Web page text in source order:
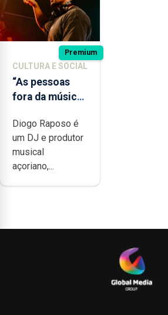
Premium
CULTURA E SOCIAL
“As pessoas
fora da música
noção do quão
difícil é
produzir uma
música”
Diogo Raposo é
um DJ e produtor
musical
açoriano,...